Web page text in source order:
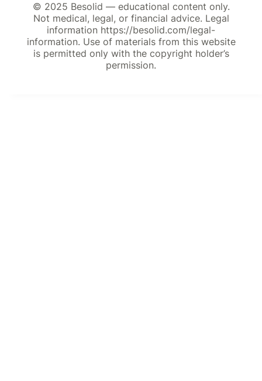
© 2025 Besolid — educational content only.
Not medical, legal, or financial advice. Legal
information https://besolid.com/legal-
information. Use of materials from this website
is permitted only with the copyright holder’s
permission.